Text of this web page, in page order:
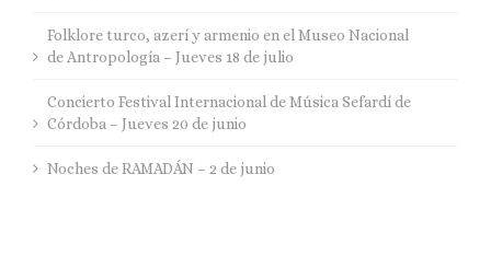
Folklore turco, azerí y armenio en el Museo Nacional
de Antropología – Jueves 18 de julio
Concierto Festival Internacional de Música Sefardí de
Córdoba – Jueves 20 de junio
Noches de RAMADÁN – 2 de junio